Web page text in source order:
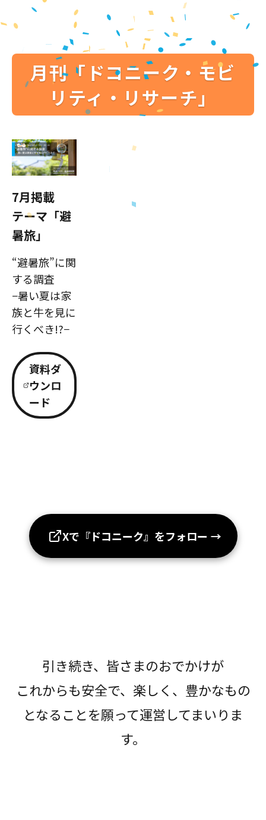
月刊「ドコニーク・モビ
リティ・リサーチ」
7月掲載
テーマ「避
暑旅」
“避暑旅”に関
する調査
−暑い夏は家
族と牛を見に
行くべき!?−
資料ダ
ウンロ
ード
Xで『ドコニーク』をフォロー →
引き続き、皆さまのおでかけが
これからも安全で、楽しく、豊かなもの
となることを願って運営してまいりま
す。